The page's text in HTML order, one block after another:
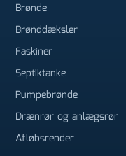
Brønde
Brønddæksler
Faskiner
Septiktanke
Pumpebrønde
Drænrør og anlægsrør
Afløbsrender